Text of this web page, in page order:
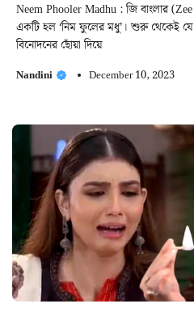
Neem Phooler Madhu : জি বাংলার (Zee
একটি হল ‘নিম ফুলের মধু’। শুরু থেকেই যে
বিনোদনের ছোঁয়া দিয়ে
Nandini December 10, 2023